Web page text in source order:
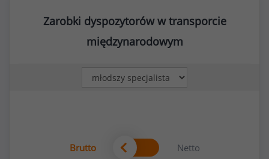
Zarobki dyspozytorów w transporcie
międzynarodowym
Brutto Netto